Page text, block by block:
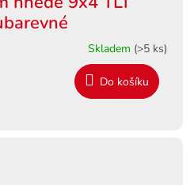
Skladem (>5 ks)
Do košíku